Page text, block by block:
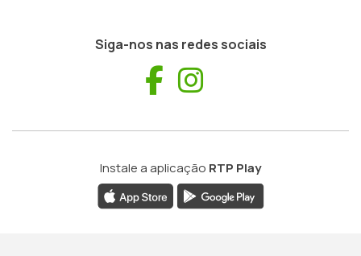
Siga-nos nas redes sociais
Facebook
Instale a aplicação RTP Play